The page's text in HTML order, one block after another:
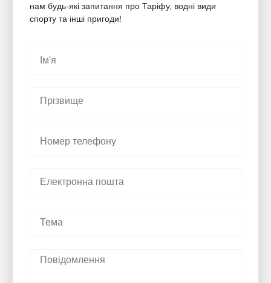
нам будь-які запитання про Таріфу, водні види
спорту та інші пригоди!